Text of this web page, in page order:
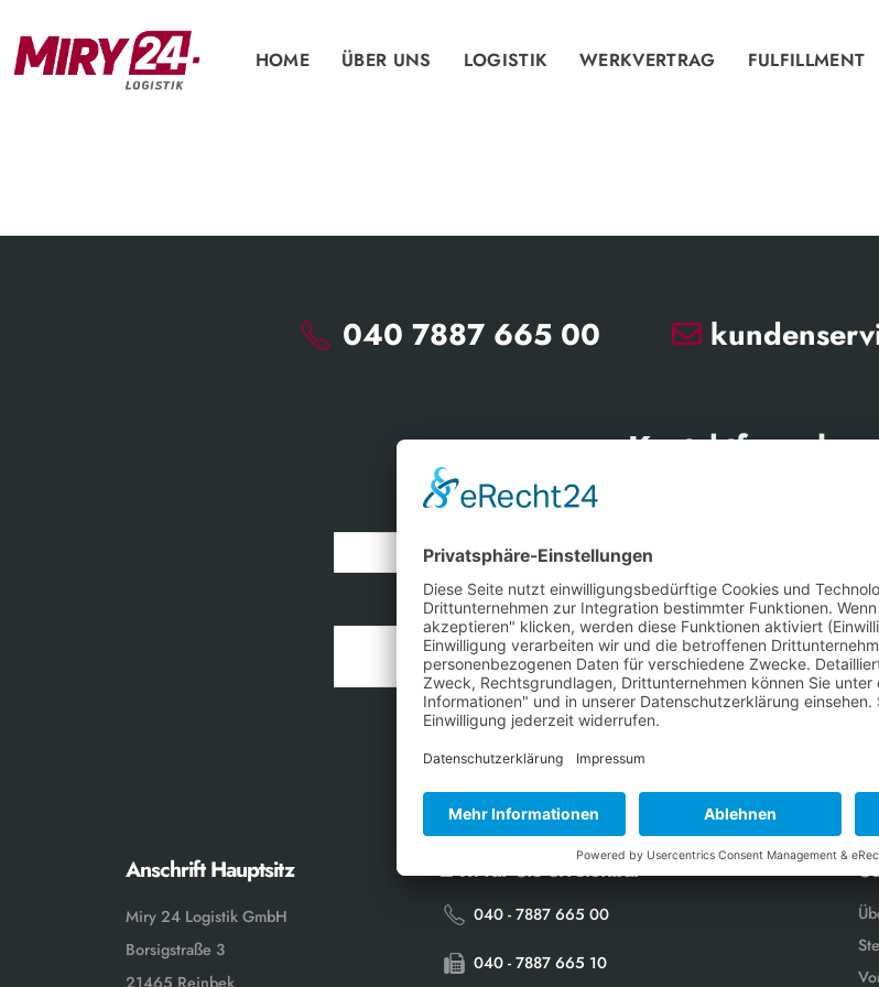
HOME ÜBER UNS LOGISTIK WERKVERTRAG FULFILLMENT
040 7887 665 00
Kontaktformular
Nachricht
Anschrift Hauptsitz
Miry 24 Logistik GmbH
Borsigstraße 3
24h für Sie erreichbar
040 - 7887 665 00
040 - 7887 665 10